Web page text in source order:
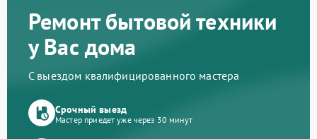
Ремонт бытовой техники
у Вас дома
С выездом квалифицированного мастера
Срочный выезд
Мастер приедет уже через 30 минут